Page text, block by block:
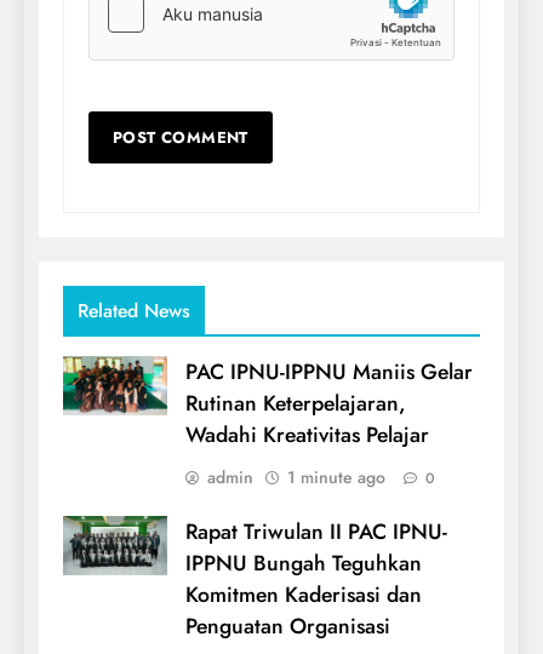
Related News
PAC IPNU-IPPNU Maniis Gelar
Rutinan Keterpelajaran,
Wadahi Kreativitas Pelajar
admin 1 minute ago 0
Rapat Triwulan II PAC IPNU-
IPPNU Bungah Teguhkan
Komitmen Kaderisasi dan
Penguatan Organisasi